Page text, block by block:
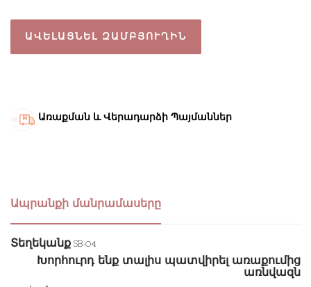
ԱՎԵԼԱՑՆԵԼ ԶԱՄԲՅՈՒՂԻՆ
Առաքման և Վերադարձի Պայմաններ
Ապրանքի մանրամասերը
Տեղեկանք SB-04
Խորհուրդ ենք տալիս պատվիրել առաքումից
առնվազն